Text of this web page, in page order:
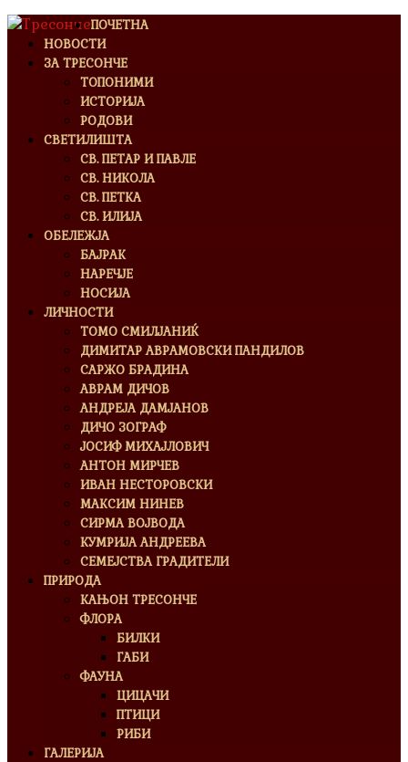
ПОЧЕТНА
НОВОСТИ
ЗА ТРЕСОНЧЕ
ТОПОНИМИ
ИСТОРИЈА
РОДОВИ
СВЕТИЛИШТА
СВ. ПЕТАР И ПАВЛЕ
СВ. НИКОЛА
СВ. ПЕТКА
СВ. ИЛИЈА
ОБЕЛЕЖЈА
БАЈРАК
НАРЕЧЈЕ
НОСИЈА
ЛИЧНОСТИ
ТОМО СМИЛЈАНИЌ
ДИМИТАР АВРАМОВСКИ ПАНДИЛОВ
САРЖО БРАДИНА
АВРАМ ДИЧОВ
АНДРЕЈА ДАМЈАНОВ
ДИЧО ЗОГРАФ
ЈОСИФ МИХАЈЛОВИЧ
АНТОН МИРЧЕВ
ИВАН НЕСТОРОВСКИ
МАКСИМ НИНЕВ
СИРМА ВОЈВОДА
КУМРИЈА АНДРЕЕВА
СЕМЕЈСТВА ГРАДИТЕЛИ
ПРИРОДА
КАЊОН ТРЕСОНЧЕ
ФЛОРА
БИЛКИ
ГАБИ
ФАУНА
ЦИЦАЧИ
ПТИЦИ
РИБИ
ГАЛЕРИЈА